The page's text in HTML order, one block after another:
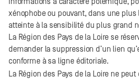
xénophobe ou pouvant, dans une plus
atteinte à la sensibilité du plus grand
La Région des Pays de la Loire se
demander la suppression d’un lien
conforme à sa ligne éditoriale.
La Région des Pays de la Loire ne